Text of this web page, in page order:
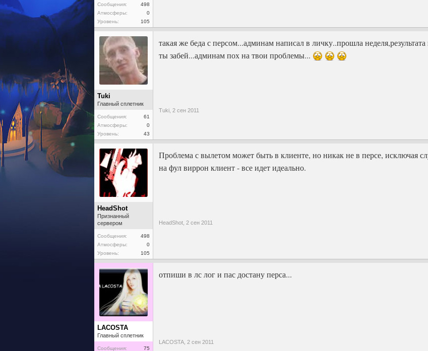
Сообщения:
498
Атмосферы:
0
Уровень:
105
Tuki
Главный сплетник
Сообщения:
61
Атмосферы:
0
Уровень:
43
такая же беда с персом...админам написал в личку..прошла
ты забей...админам пох на твои проблемы...
Tuki, 2 сен 2011
HeadShot
Признанный
сервером
Сообщения:
498
Атмосферы:
0
Уровень:
105
Проблема с вылетом может быть в клиенте, но никак не в персе, исключая
на фул виррон клиент - все идет идеально.
HeadShot, 2 сен 2011
LACOSTA
Главный сплетник
Сообщения: 75
отпиши в лс лог и пас достану перса...
LACOSTA, 2 сен 2011